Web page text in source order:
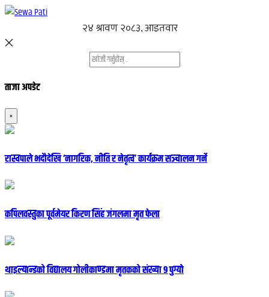
ताजा अपडेट
×
रास्वपाले भदौदेखि ‘नागरिक, नीति र नेतृत्व’ कार्यक्रम सञ्चालन गर्ने
कपिलवस्तुका पूर्वमेयर किरण सिंह जंगलमा मृत फेला
थाइल्यान्डको विद्यालय गोलीकाण्डमा मृतकको संख्या ९ पुग्यो